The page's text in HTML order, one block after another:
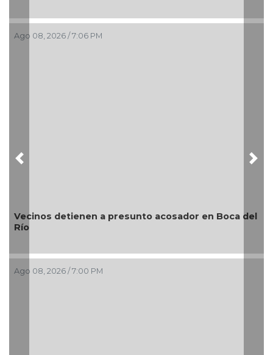
Ago 08, 2026 / 7:06 PM
Vecinos detienen a presunto acosador en Boca del
Río
Ago 08, 2026 / 7:00 PM
Previous